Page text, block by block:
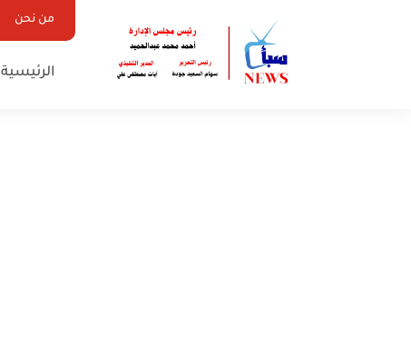
من نحن
الرئيسية